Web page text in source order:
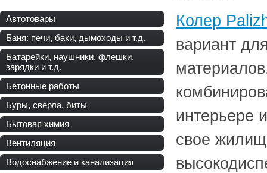
Автотовары
Баня: печи, баки, дымоходы и т.д.
Батарейки, наушники, флешки,
зарядки и т.д.
Бетонные работы
Буры, сверла, биты
Бытовая химия
Вентиляция
Водоснабжение и канализация
Колер
вариант
интерьере
свое